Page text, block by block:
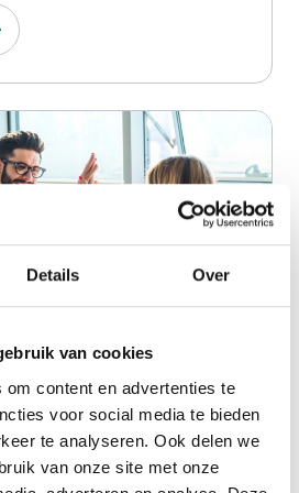
Details Over
van cookies
om content en advertenties te
voor social media te bieden
te analyseren. Ook delen we
van onze site met onze
de zorg, woonsituatie,
samen met de
welke regeltaken de
werk bij bedrijven
Nederlanders is